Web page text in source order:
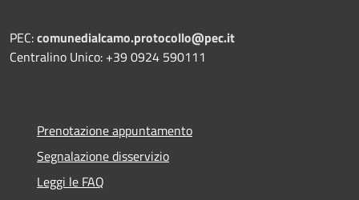
PEC:comunedialcamo.protocollo@pec.it
Centralino Unico: +39 0924 590111
Prenotazione appuntamento
Segnalazione disservizio
Leggi le FAQ